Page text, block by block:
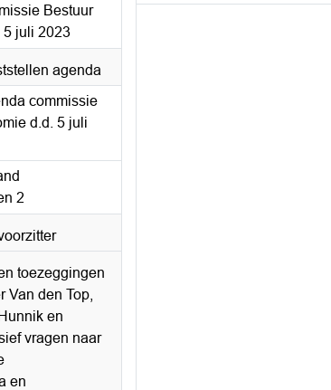
Bestuur
5 juli 2023
agenda
commissie
d.d. 5 juli
2
toezeggingen
Van den Top,
en
vragen naar
en